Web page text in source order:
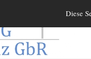
Diese